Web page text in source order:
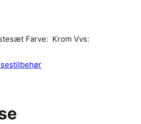
Farve: Krom Vvs: